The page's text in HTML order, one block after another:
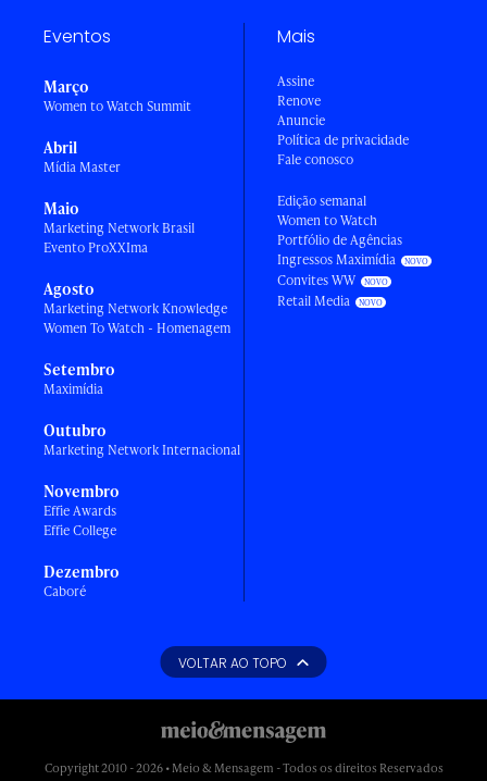
Eventos
Março
Women to Watch Summit
Abril
Mídia Master
Maio
Marketing Network Brasil
Evento ProXXIma
Agosto
Marketing Network Knowledge
Women To Watch - Homenagem
Setembro
Maximídia
Outubro
Marketing Network Internacional
Novembro
Effie Awards
Effie College
Dezembro
Caboré
Mais
Assine
Renove
Anuncie
Política de privacidade
Fale conosco
Edição semanal
Women to Watch
Portfólio de Agências
Ingressos Maximídia
Convites WW
Retail Media
VOLTAR AO TOPO
Copyright 2010 - 2026 • Meio & Mensagem - Todos os direitos Reservados